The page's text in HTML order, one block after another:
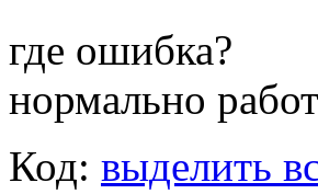
где ошибка?
нормально
Код: выделить